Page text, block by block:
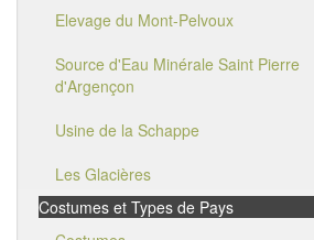
Elevage du Mont-Pelvoux
Source d'Eau Minérale Saint Pierre
d'Argençon
Usine de la Schappe
Les Glacières
Costumes et Types de Pays